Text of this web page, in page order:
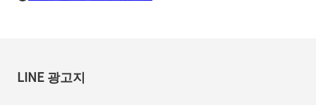
LINE 광고지